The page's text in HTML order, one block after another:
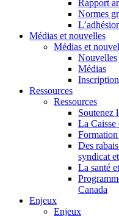
Rapport
Normes
Médias et nouvelles
Médias et
Nouvelles
Médias
Ressources
Ressources
Soutenez
La Caisse
Des
syndicat
La santé
Canada
Enjeux
Enjeux